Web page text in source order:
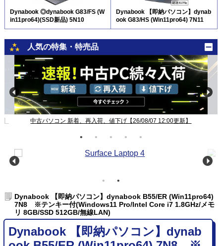
Dynabook ◎dynabook G83/FS (W
in11pro64)(SSD新品) 5N10
Dynabook 【即納パソコン】dynab
ook G83/HS (Win11pro64) 7N11
人気の特集・特売品
中古パソコン 新着、再入荷、値下げ【26/08/07 12:00更新】
Dynabook 【即納パソコン】dynabook B55/ER (Win11pro64)
7N8 ※テンキー付(Windows11 Pro/Intel Core i7 1.8GHz/メモ
リ 8GB/SSD 512GB/無線LAN)
Dynabook 【即納パソコン】dynab